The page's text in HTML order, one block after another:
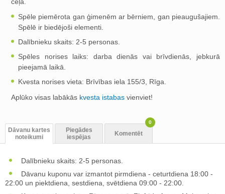
Spēle piemērota gan ģimenēm ar bērniem, gan pieaugušajiem.
Spēlē ir biedējoši elementi.
Dalībnieku skaits: 2-5 personas.
Spēles norises laiks: darba dienās vai brīvdienās, jebkurā
pieejamā laikā.
Kvesta norises vieta: Brīvības iela 155/3, Rīga.
Aplūko visas labākās kvesta istabas vienviet!
Dāvanu kartes
noteikumi
Piegādes
iespējas
Komentēt
0
Dalībnieku skaits: 2-5 personas.
Dāvanu kuponu var izmantot pirmdiena - ceturtdiena 18:00 -
22:00 un piektdiena, sestdiena, svētdiena 09:00 - 22:00.